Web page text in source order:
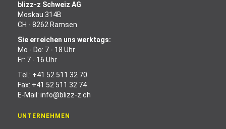
blizz-z Schweiz AG
Moskau 314B
CH - 8262 Ramsen
Sie erreichen uns werktags:
Mo - Do: 7 - 18 Uhr
Fr: 7 - 16 Uhr
Tel.: +41 52 511 32 70
Fax: +41 52 511 32 74
E-Mail: info@blizz-z.ch
UNTERNEHMEN